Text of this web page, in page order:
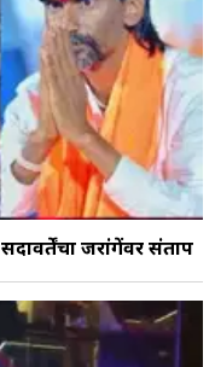
जरांगेंवर संताप